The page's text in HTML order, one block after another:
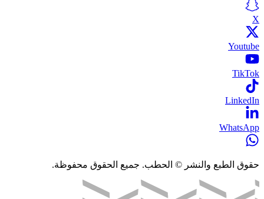
X
Youtube
TikTok
LinkedIn
WhatsApp
حقوق الطبع والنشر © الحطب. جميع الحقوق محفوظة.